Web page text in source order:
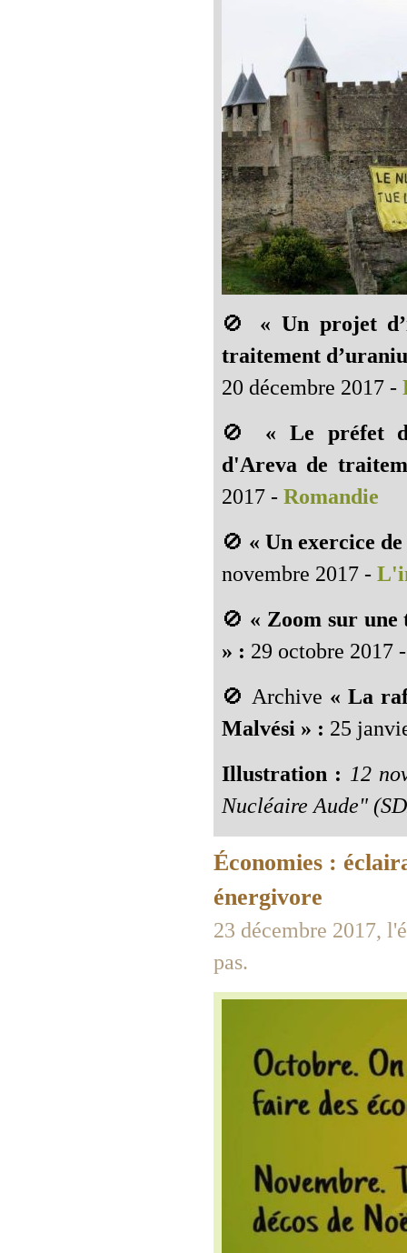
🚫 « Un projet
traitement
20 décembre 2017 -
🚫 « Le préfet
d'Areva de
2017 - Romandie
🚫 « Un exercice
novembre 2017 -
🚫 « Zoom sur une
» : 29 octobre 2017 -
🚫 Archive « La
Malvési » : 25
Illustration : 12
Nucléaire Aude"
Économies :
énergivore
23 décembre 2017,
pas.